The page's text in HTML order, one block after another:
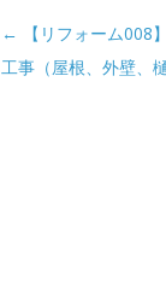
投稿ナビゲーション
←
【リフォーム008
工事（屋根、外壁、